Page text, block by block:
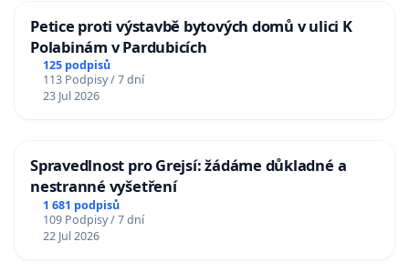
Petice proti výstavbě bytových domů v ulici K
Polabinám v Pardubicích
125 podpisů
113 Podpisy / 7 dní
23 Jul 2026
Spravedlnost pro Grejsí: žádáme důkladné a
nestranné vyšetření
1 681 podpisů
109 Podpisy / 7 dní
22 Jul 2026